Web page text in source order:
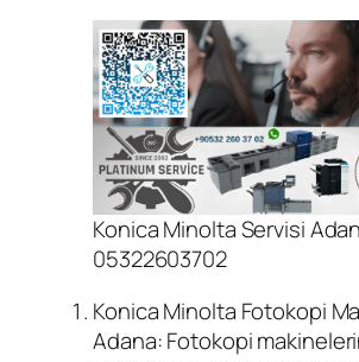
Konica Minolta Servisi
05322603702
Konica Minolta Fotokopi
Adana: Fotokopi